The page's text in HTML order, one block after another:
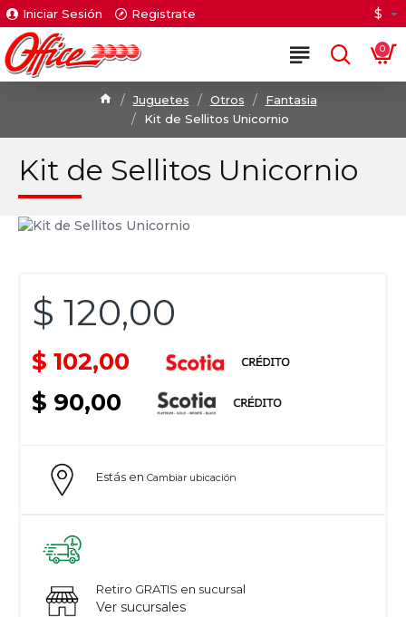
Iniciar Sesión Registrate $
0
Juguetes Otros
Fantasia
Kit de Sellitos Unicornio
Kit de Sellitos Unicornio
$ 120,00
$ 102,00
$ 90,00
Estás en Cambiar ubicación
Retiro GRATIS en sucursal
Ver sucursales